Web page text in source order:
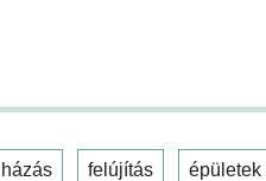
felújítás épületek